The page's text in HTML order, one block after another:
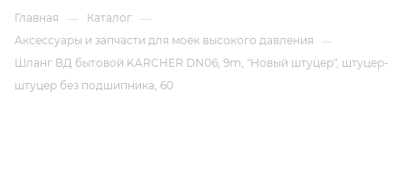
Главная — Каталог —
Аксессуары и запчасти для моек высокого давления
—
Шланг ВД бытовой KARCHER DN06, 9m, "Новый штуцер", штуцер-
штуцер без подшипника, 60